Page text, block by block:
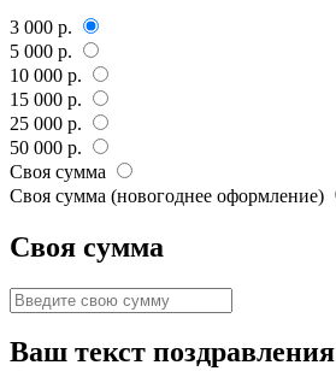
3 000 р.
5 000 р.
10 000 р.
15 000 р.
25 000 р.
50 000 р.
Своя сумма
Своя сумма (новогоднее оформление)
Своя сумма
Ваш текст поздравления